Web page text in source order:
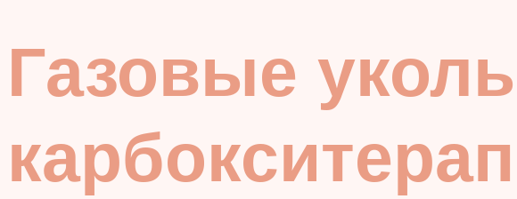
Газовые